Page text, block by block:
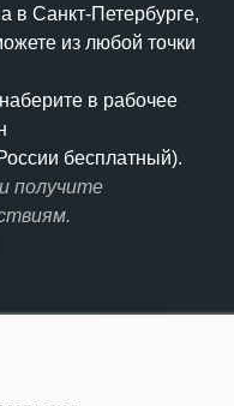
в Санкт-Петербурге,
из любой точки
в рабочее
бесплатный).
получите